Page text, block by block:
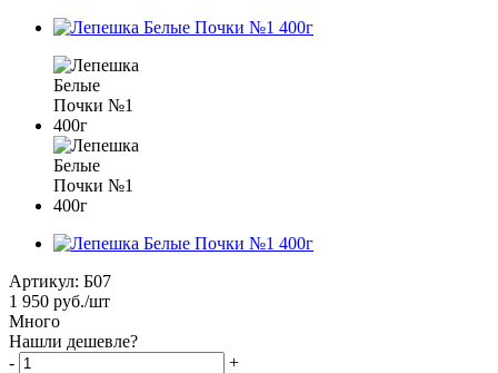
Артикул: Б07
1 950 руб./шт
Много
Нашли дешевле?
-
+